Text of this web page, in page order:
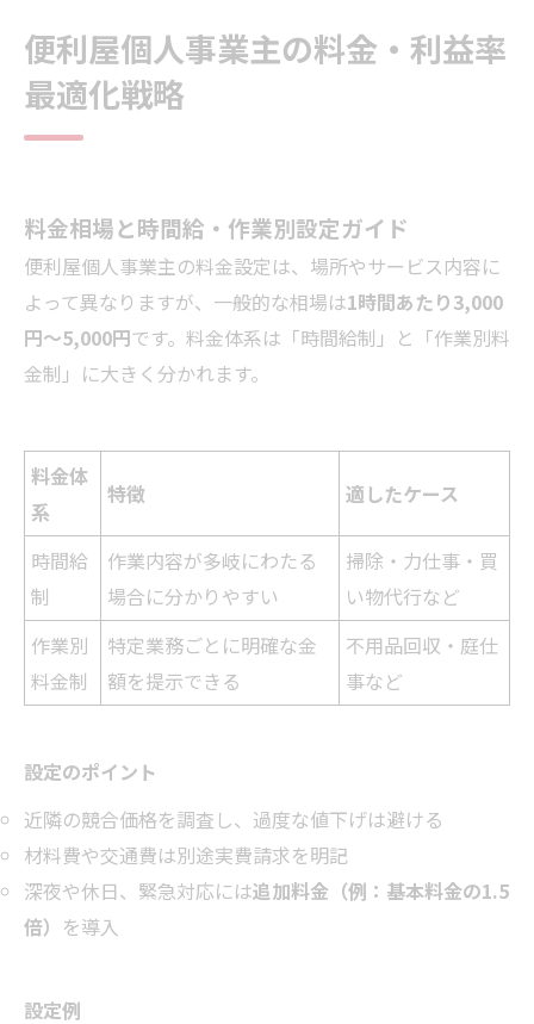
便利屋個人事業主の料金・利益率
最適化戦略
料金相場と時間給・作業別設定ガイド
便利屋個人事業主の料金設定は、場所やサービス内容に
よって異なりますが、一般的な相場は1時間あたり3,000
円〜5,000円です。料金体系は「時間給制」と「作業別料
金制」に大きく分かれます。
料金体
系
特徴 適したケース
時間給
制
作業内容が多岐にわたる
場合に分かりやすい
掃除・力仕事・買
い物代行など
作業別
料金制
特定業務ごとに明確な金
額を提示できる
不用品回収・庭仕
事など
設定のポイント
近隣の競合価格を調査し、過度な値下げは避ける
材料費や交通費は別途実費請求を明記
深夜や休日、緊急対応には追加料金（例：基本料金の1.5
倍） を導入
設定例